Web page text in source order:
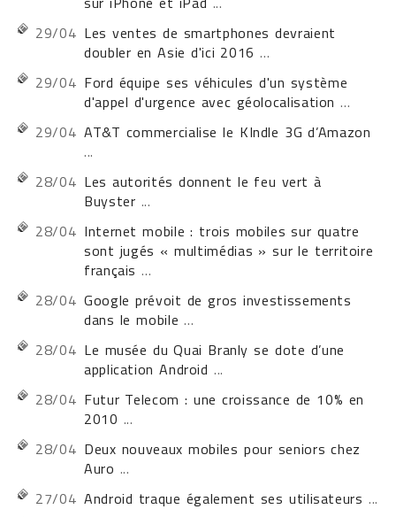
29/04 Les ventes de smartphones devraient
doubler en Asie d'ici 2016 ...
29/04 Ford équipe ses véhicules d'un système
d'appel d'urgence avec géolocalisation...
29/04 AT&T commercialise le KIndle 3G d’Amazon
...
28/04 Les autorités donnent le feu vert à
Buyster ...
28/04 Internet mobile : trois mobiles sur quatre
sont jugés « multimédias » sur le territoire
français ...
28/04 Google prévoit de gros investissements
dans le mobile ...
28/04 Le musée du Quai Branly se dote d’une
application Android ...
28/04 Futur Telecom : une croissance de 10% en
2010 ...
28/04 Deux nouveaux mobiles pour seniors chez
Auro ...
27/04 Android traque également ses utilisateurs ...